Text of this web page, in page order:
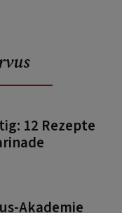
12 Rezepte
Akademie